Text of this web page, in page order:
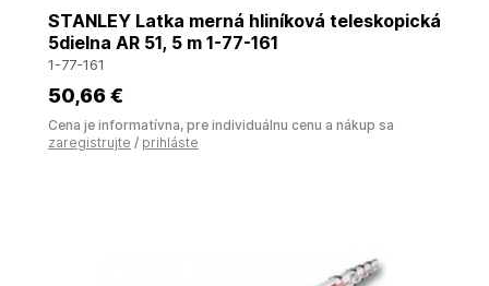
STANLEY Latka merná hliníková teleskopická
5dielna AR 51, 5 m 1-77-161
1-77-161
50,66 €
Cena je informatívna, pre individuálnu cenu a nákup sa
zaregistrujte / prihláste